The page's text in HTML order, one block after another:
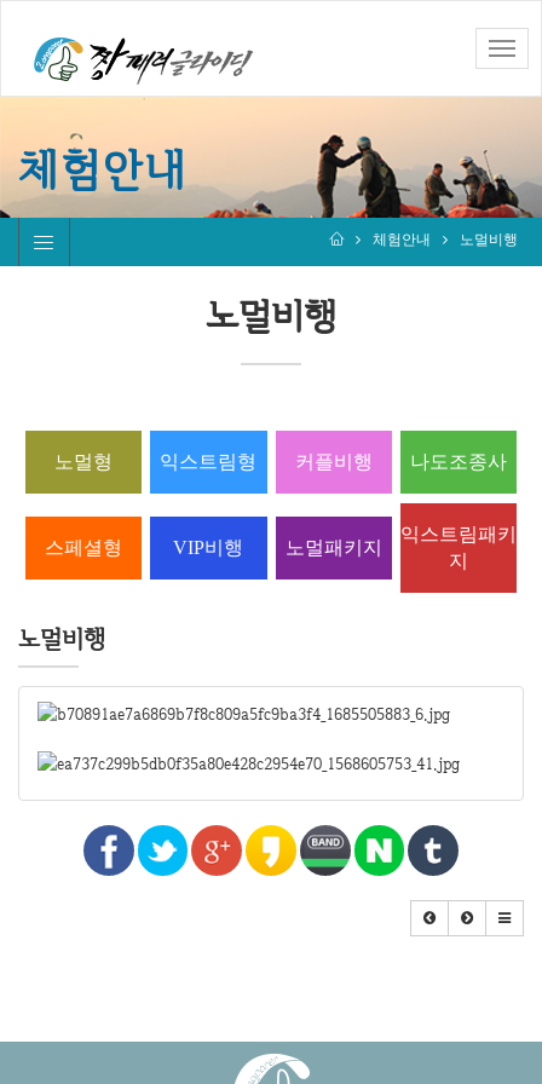
Toggle
체험안내
체험안내 노멀비행
노멀비행
노멀형 익스트림형 커플비행 나도조종사
스페셜형 VIP비행 노멀패키지
익스트림패키
지
노멀비행